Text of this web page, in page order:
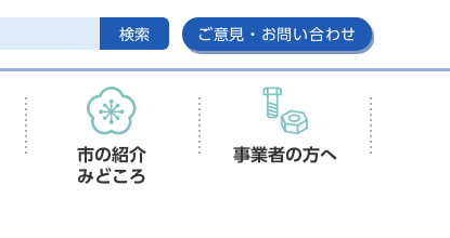
検索 ご意見・お問い合わせ
市の紹介
みどころ
事業者の方へ